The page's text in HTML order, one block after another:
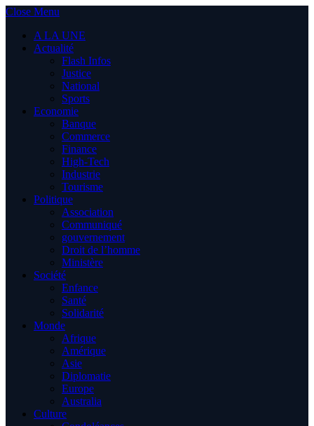
Close Menu
A LA UNE
Actualité
Flash Infos
Justice
National
Sports
Economie
Banque
Commerce
Finance
High-Tech
Industrie
Tourisme
Politique
Association
Communiqué
gouvernement
Droit de l’homme
Ministère
Société
Enfance
Santé
Solidarité
Monde
Afrique
Amérique
Asie
Diplomatie
Europe
Australia
Culture